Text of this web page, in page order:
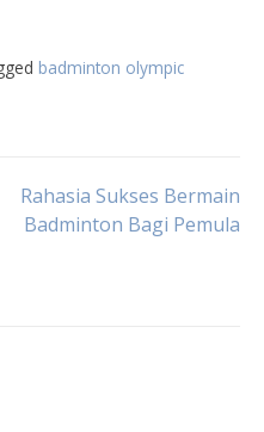
badminton olympic
Rahasia Sukses Bermain
Badminton Bagi Pemula